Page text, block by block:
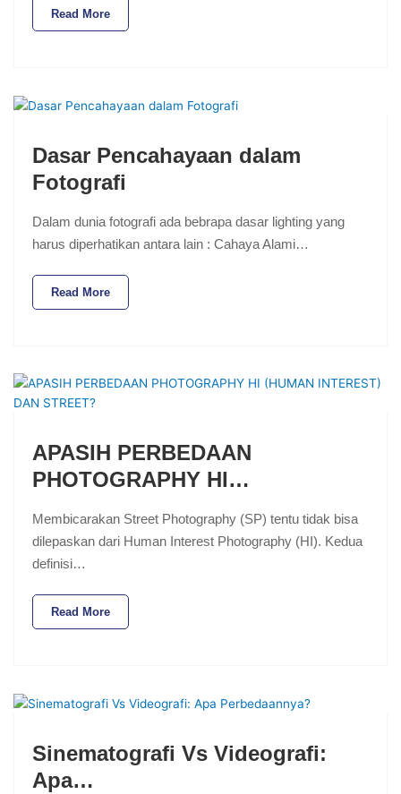
Read More
Dasar Pencahayaan dalam
Fotografi
Dalam dunia fotografi ada bebrapa dasar lighting yang
harus diperhatikan antara lain : Cahaya Alami…
Read More
APASIH PERBEDAAN
PHOTOGRAPHY HI…
Membicarakan Street Photography (SP) tentu tidak bisa
dilepaskan dari Human Interest Photography (HI). Kedua
definisi…
Read More
Sinematografi Vs Videografi:
Apa…